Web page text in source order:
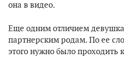
она в видео.
Еще одним отличием
партнерским родам. По ее
этого нужно было проходить